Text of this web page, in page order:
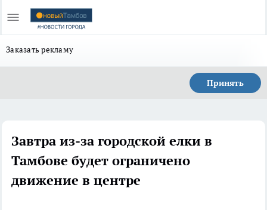
Заказать рекламу
Принять
Завтра из-за городской елки в
Тамбове будет ограничено
движение в центре